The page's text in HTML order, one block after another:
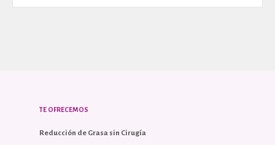
TE OFRECEMOS
Reducción de Grasa sin Cirugía